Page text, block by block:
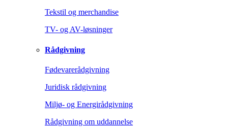
Tekstil og merchandise
TV- og AV-løsninger
Rådgivning
Fødevarerådgivning
Juridisk rådgivning
Miljø- og Energirådgivning
Rådgivning om uddannelse